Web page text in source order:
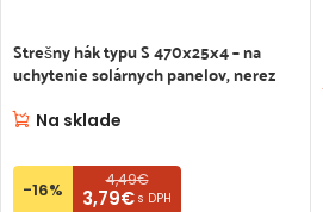
Strešny hák typu S 470x25x4 – na
uchytenie solárnych panelov, nerez
Na sklade
-16% 4,49€
3,79€ s DPH